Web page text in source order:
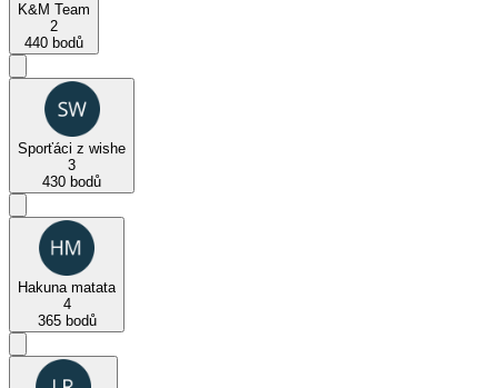
K&M Team
2
440 bodů
Sporťáci z wishe
3
430 bodů
Hakuna matata
4
365 bodů